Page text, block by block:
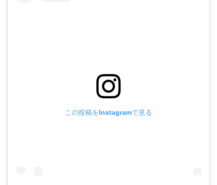
この投稿をInstagramで見る